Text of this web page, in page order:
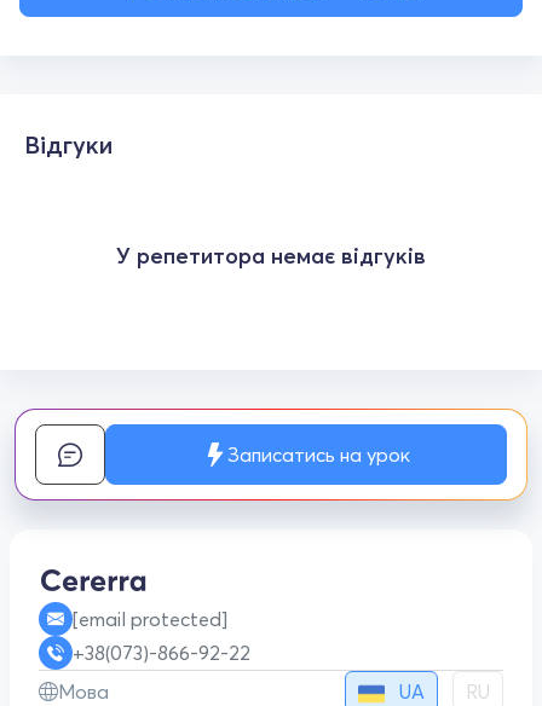
Відгуки
У репетитора немає відгуків
Записатись на урок
[email protected]
+38(073)-866-92-22
Мова
UA RU